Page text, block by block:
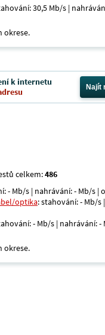
30,5 Mb/s |
okrese.
k internetu
Najít
celkem:486
- Mb/s | nahrávání: - Mb/s |
optika: stahování: - Mb/s
- Mb/s | nahrávání: -
okrese.